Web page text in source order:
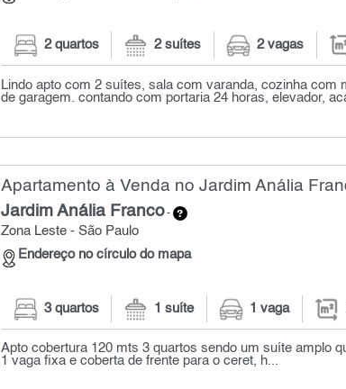
2 quartos 2 suítes 2 vagas
Lindo apto com 2 suítes, sala com varanda, cozinha com
de garagem. contando com portaria 24 horas, elevador,
Apartamento à Venda no Jardim Anália
Jardim Anália Franco-
Zona Leste - São Paulo
Endereço no círculo do mapa
3 quartos 1 suíte 1 vaga
Apto cobertura 120 mts 3 quartos sendo um suíte amplo
1 vaga fixa e coberta de frente para o ceret, h...